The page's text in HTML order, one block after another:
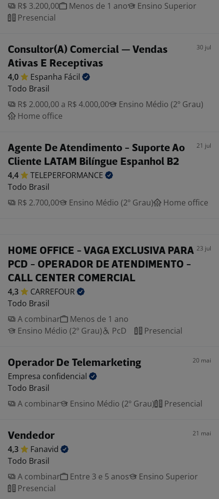
R$ 3.200,00
Menos de 1 ano
Ensino Superior
Presencial
Consultor(A) Comercial — Vendas
Ativas E Receptivas
30 jul
4,0 Espanha Fácil
Todo Brasil
R$ 2.000,00 a R$ 4.000,00
Ensino Médio (2º Grau)
Home office
Agente De Atendimento - Suporte Ao
Cliente LATAM Bilíngue Espanhol B2
21 jul
4,4
TELEPERFORMANCE
Todo Brasil
R$ 2.700,00
Ensino Médio (2º Grau) Home office
HOME OFFICE - VAGA EXCLUSIVA PARA
PCD - OPERADOR DE ATENDIMENTO -
CALL CENTER COMERCIAL
23 jul
4,3
CARREFOUR
Todo Brasil
A combinar
Menos de 1 ano
Ensino Médio (2º Grau)
PcD Presencial
Operador De Telemarketing 20 mai
Empresa confidencial
Todo Brasil
A combinar
Ensino Médio (2º Grau) Presencial
Vendedor 21 mai
4,3
Fanavid
Todo Brasil
A combinar
Entre 3 e 5 anos
Ensino Superior
Presencial